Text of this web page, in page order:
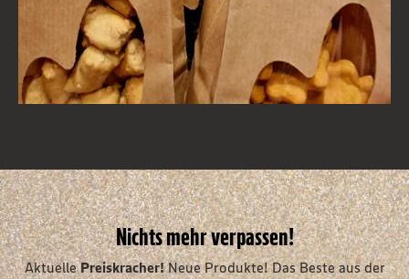
Nichts mehr verpassen!
AktuellePreiskracher!Neue Produkte! Das Beste aus der